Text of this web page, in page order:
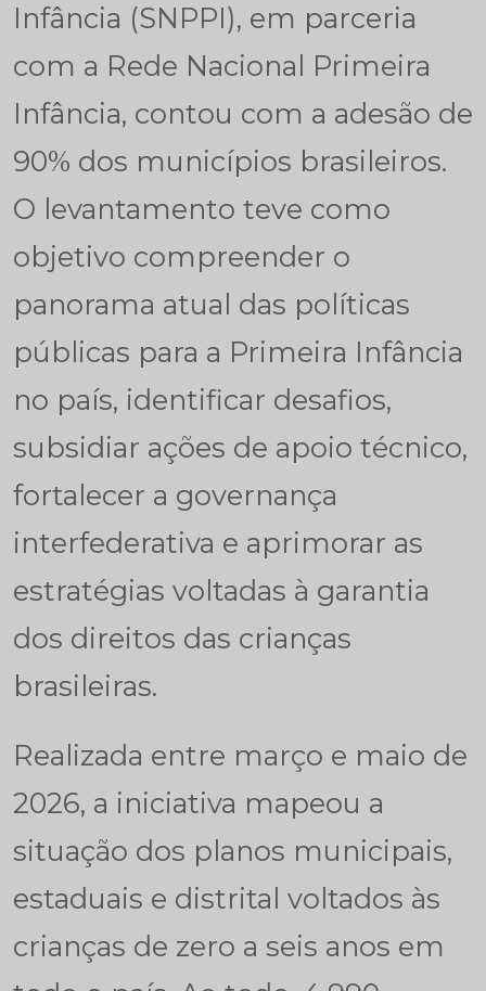
Infância (SNPPI), em parceria
com a Rede Nacional Primeira
Infância, contou com a adesão de
90% dos municípios brasileiros.
O levantamento teve como
objetivo compreender o
panorama atual das políticas
públicas para a Primeira Infância
no país, identificar desafios,
subsidiar ações de apoio técnico,
fortalecer a governança
interfederativa e aprimorar as
estratégias voltadas à garantia
dos direitos das crianças
brasileiras.
Realizada entre março e maio de
2026, a iniciativa mapeou a
situação dos planos municipais,
estaduais e distrital voltados às
crianças de zero a seis anos em